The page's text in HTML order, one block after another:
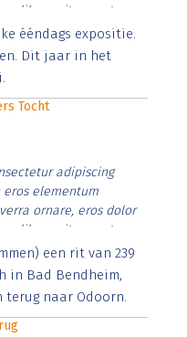
libero vitae erat.
id rutrum lorem
tristique posuere.
ééndags expositie.
Dit jaar in het
Tocht
adipiscing
eros elementum
ornare, eros dolor
libero vitae erat.
id rutrum lorem
tristique posuere.
een rit van 239
in Bad Bendheim,
terug naar Odoorn.